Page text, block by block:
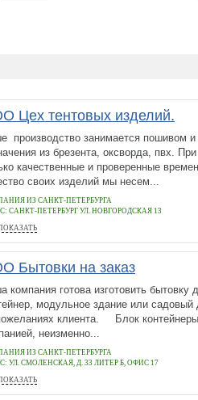
Цех тентовых изделий.
производство занимается пошивом и
из брезента, оксворда, пвх.
качественные и проверенные
своих изделий мы несем...
ИЗ САНКТ-ПЕТЕРБУРГА
САНКТ-ПЕТЕРБУРГ УЛ. НОВГОРОДСКАЯ 13
Бытовки на заказ
компания готова изготовить
модульное здание или
клиента. Блок
неизменно...
ИЗ САНКТ-ПЕТЕРБУРГА
УЛ. СМОЛЕНСКАЯ, Д. 33 ЛИТЕР Б, ОФИС 17
88-33